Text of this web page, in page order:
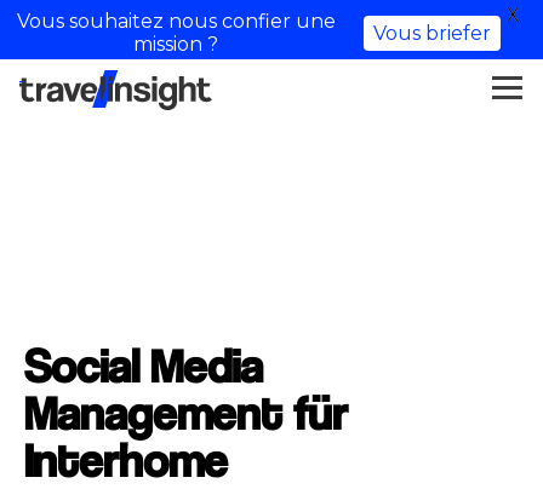
Social Media
Management für
Interhome
Vous souhaitez nous confier une
mission ?
Vous briefer
X